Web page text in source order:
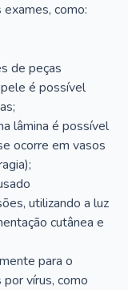
como:
de peças
é possível
lâmina é possível
ocorre em vasos
utilizando a luz
cutânea e
para o
vírus, como